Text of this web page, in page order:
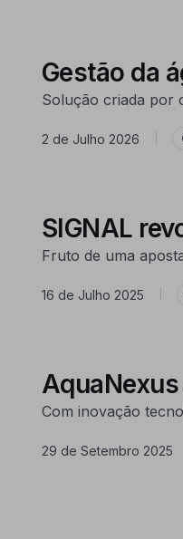
Gestão da
Solução criada por
2 de Julho 2026
SIGNAL
Fruto de uma
16 de Julho 2025
Com inovação
29 de Setembro 2025